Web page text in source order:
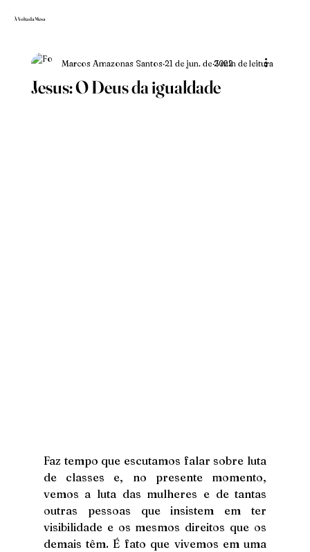
À Volta da Mesa
Jesus: O Deus da igualdade
Marcos Amazonas Santos 21 de jun. de 20223 min de leitura
Faz tempo que escutamos falar sobre luta
de classes e, no presente momento,
vemos a luta das mulheres e de tantas
outras pessoas que insistem em ter
visibilidade e os mesmos direitos que os
demais têm. É fato que vivemos em uma